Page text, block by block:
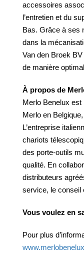
accessoires
l’entretien et du
Bas. Grâce à ses
dans la
Van den Broek
de manière
À propos de
Merlo Benelux est
Merlo en
L’entreprise
chariots
des porte-outils
qualité. En
distributeurs
service, le conseil
Vous voulez en
Pour plus